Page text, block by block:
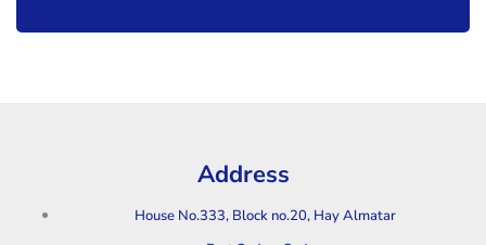
Address
House No.333, Block no.20, Hay Almatar